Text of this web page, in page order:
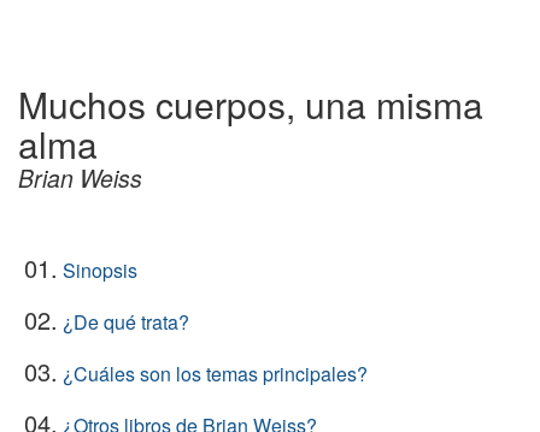
Muchos cuerpos, una misma
alma
Brian Weiss
01. Sinopsis
02. ¿De qué trata?
03. ¿Cuáles son los temas principales?
04. ¿Otros libros de Brian Weiss?